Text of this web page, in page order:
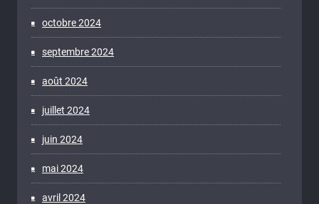
octobre 2024
septembre 2024
août 2024
juillet 2024
juin 2024
mai 2024
avril 2024